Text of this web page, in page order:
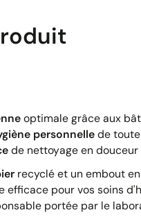
optimale grâce aux
personnellede
de nettoyage en
recyclé et un embout
efficace pour vos soins
portée par le